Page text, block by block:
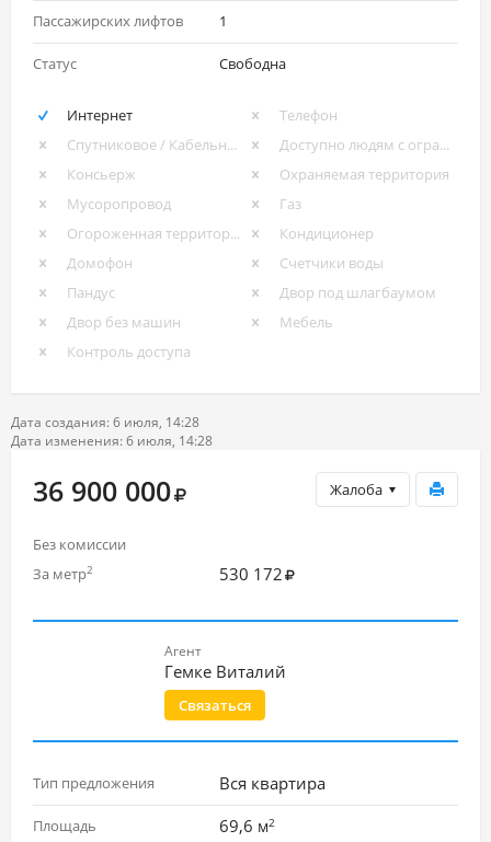
Пассажирских лифтов 1
Статус Свободна
Интернет
Телефон
Спутниковое / Кабельное ТВ
Доступно людям с ограниченными возможностями
Консьерж
Охраняемая территория
Мусоропровод
Газ
Огороженная территория
Кондиционер
Домофон
Счетчики воды
Пандус
Двор под шлагбаумом
Двор без машин
Мебель
Контроль доступа
Дата создания: 6 июля, 14:28
Дата изменения: 6 июля, 14:28
Жалоба
36 900 000
Без комиссии
За метр2 530 172
Агент
Гемке Виталий
Связаться
Тип предложения Вся квартира
Площадь 69,6 м2